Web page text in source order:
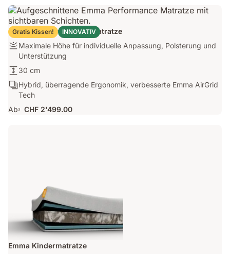
Federn,
Emma
AirGrid
Tech,
verstärkte
Rand
Gratis Kissen! INNOVATIV
Emma Performance 30 Matratze
Firmness:
Maximale
Höhe
für
individuelle
Anpassung,
Polsterung
Maximale Höhe für individuelle Anpassung, Polsterung und
Unterstützung
Matratzenhöhe:
30
cm
30 cm
Ergonomie/Zonen:
Hybrid,
überragende
Ergonomik,
Hybrid, überragende Ergonomik, verbesserte Emma AirGrid
Tech
Ab3 CHF 2'499.00
Emma Kindermatratze